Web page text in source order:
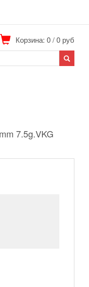
Корзина: 0/0 руб
7.5g.VKG